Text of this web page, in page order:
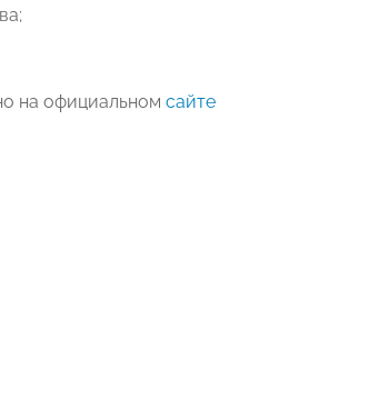
на официальном сайте